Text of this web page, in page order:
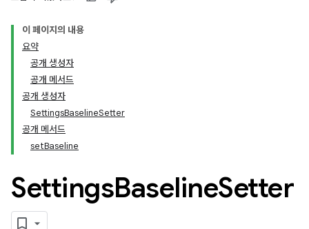
이 페이지의 내용
요약
공개 생성자
공개 메서드
공개 생성자
SettingsBaselineSetter
공개 메서드
setBaseline
SettingsBaselineSetter